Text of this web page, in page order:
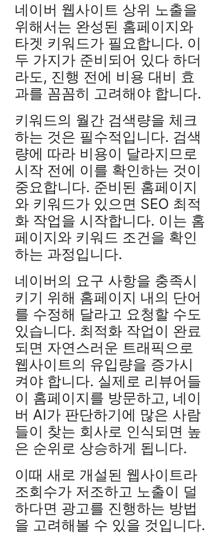
네이버 웹사이트 상위 노출을
위해서는 완성된 홈페이지와
타겟 키워드가 필요합니다. 이
두 가지가 준비되어 있다 하더
라도, 진행 전에 비용 대비 효
과를 꼼꼼히 고려해야 합니다.
키워드의 월간 검색량을 체크
하는 것은 필수적입니다. 검색
량에 따라 비용이 달라지므로
시작 전에 이를 확인하는 것이
중요합니다. 준비된 홈페이지
와 키워드가 있으면 SEO 최적
화 작업을 시작합니다. 이는 홈
페이지와 키워드 조건을 확인
하는 과정입니다.
네이버의 요구 사항을 충족시
키기 위해 홈페이지 내의 단어
를 수정해 달라고 요청할 수도
있습니다. 최적화 작업이 완료
되면 자연스러운 트래픽으로
웹사이트의 유입량을 증가시
켜야 합니다. 실제로 리뷰어들
이 홈페이지를 방문하고, 네이
버 AI가 판단하기에 많은 사람
들이 찾는 회사로 인식되면 높
은 순위로 상승하게 됩니다.
이때 새로 개설된 웹사이트라
조회수가 저조하고 노출이 덜
하다면 광고를 진행하는 방법
을 고려해볼 수 있을 것입니다.